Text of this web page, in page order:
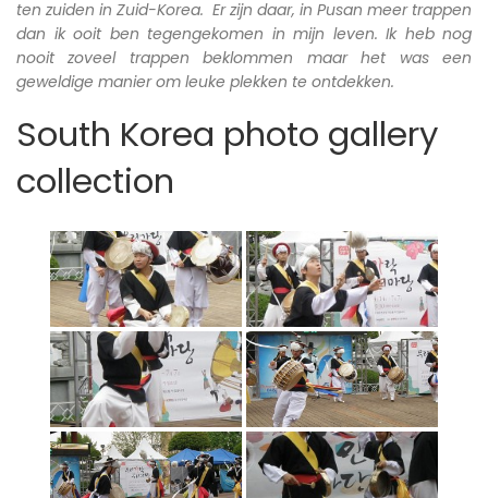
ten zuiden in Zuid-Korea. Er zijn daar, in Pusan meer trappen
dan ik ooit ben tegengekomen in mijn leven. Ik heb nog
nooit zoveel trappen beklommen maar het was een
geweldige manier om leuke plekken te ontdekken.
South Korea photo gallery
collection